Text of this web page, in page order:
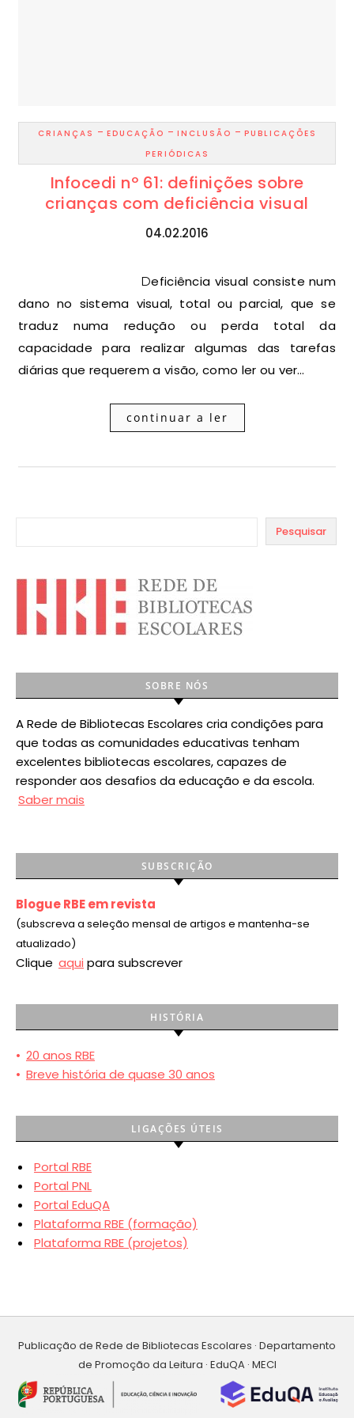
CRIANÇAS - EDUCAÇÃO - INCLUSÃO - PUBLICAÇÕES
PERIÓDICAS
Infocedi nº 61: definições sobre
crianças com deficiência visual
04.02.2016
Deficiência visual consiste num
dano no sistema visual, total ou parcial, que se
traduz numa redução ou perda total da
capacidade para realizar algumas das tarefas
diárias que requerem a visão, como ler ou ver…
continuar a ler
Pesquisar
SOBRE NÓS
A Rede de Bibliotecas Escolares cria condições para
que todas as comunidades educativas tenham
excelentes bibliotecas escolares, capazes de
responder aos desafios da educação e da escola.
Saber mais
SUBSCRIÇÃO
Blogue RBE em revista
(subscreva a seleção mensal de artigos e mantenha-se
atualizado)
Clique aqui para subscrever
HISTÓRIA
• 20 anos RBE
• Breve história de quase 30 anos
LIGAÇÕES ÚTEIS
Portal RBE
Portal PNL
Portal EduQA
Plataforma RBE (formação)
Plataforma RBE (projetos)
Publicação de Rede de Bibliotecas Escolares · Departamento
de Promoção da Leitura · EduQA · MECI